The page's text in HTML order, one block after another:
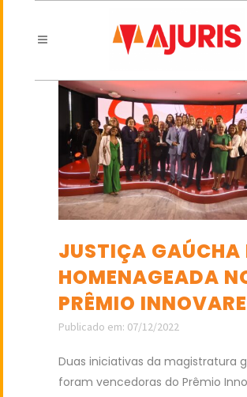
JUSTIÇA GAÚCHA
HOMENAGEADA
PRÊMIO INNOVARE
Publicado em: 07/12/2022
Duas iniciativas da magistratura
foram vencedoras do Prêmio